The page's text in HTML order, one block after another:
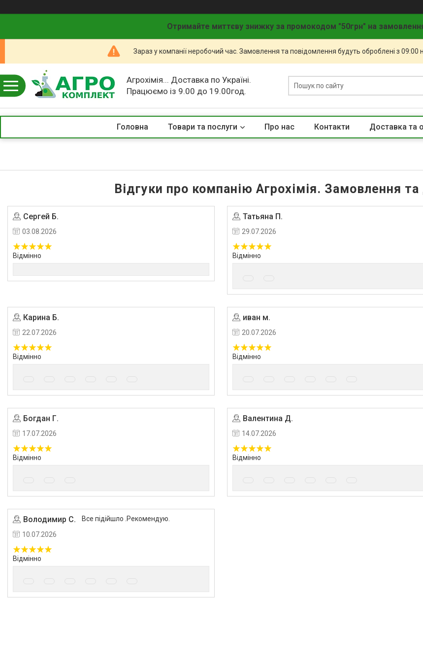
Отримайте миттєву знижку за промокодом "50грн" на
Зараз у компанії неробочий час. Замовлення та повідомлення будуть оброблені з
Агрохімія... Доставка по Україні.
Працюємо із 9.00 до 19.00год.
Головна Товари та послуги Про нас Контакти Доставка та
Відгуки про компанію Агрохімія. Замовлення та
Сергей Б.
03.08.2026
Відмінно
Татьяна П.
29.07.2026
Відмінно
Карина Б.
22.07.2026
Відмінно
иван м.
20.07.2026
Відмінно
Богдан Г.
17.07.2026
Відмінно
Угода на маркетплейсі Prom.ua
Валентина Д.
14.07.2026
Відмінно
Володимир С.
10.07.2026
Відмінно
Все підійшло .Рекомендую.